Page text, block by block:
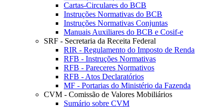
Cartas-Circulares do BCB
Instruções Normativas do BCB
Instruções Normativas Conjuntas
Manuais Auxiliares do BCB e Cosif-e
SRF - Secretaria da Receita Federal
RIR - Regulamento do Imposto de Renda
RFB - Instruções Normativas
RFB - Pareceres Normativos
RFB - Atos Declaratórios
MF - Portarias do Ministério da Fazenda
CVM - Comissão de Valores Mobiliários
Sumário sobre CVM